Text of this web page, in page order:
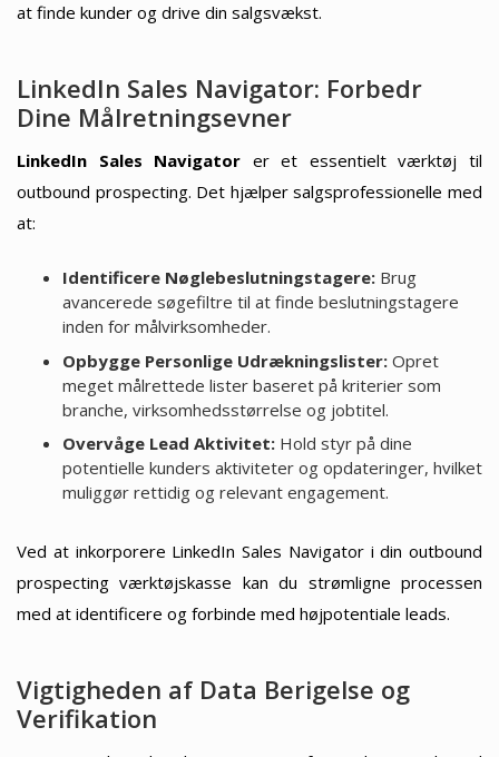
at finde kunder og drive din salgsvækst.
LinkedIn Sales Navigator: Forbedr
Dine Målretningsevner
LinkedIn Sales Navigator er et essentielt værktøj til
outbound prospecting. Det hjælper salgsprofessionelle med
at:
Identificere Nøglebeslutningstagere:Brug
avancerede søgefiltre til at finde beslutningstagere
inden for målvirksomheder.
Opbygge Personlige Udrækningslister:Opret
meget målrettede lister baseret på kriterier som
branche, virksomhedsstørrelse og jobtitel.
Overvåge Lead Aktivitet:Hold styr på dine
potentielle kunders aktiviteter og opdateringer, hvilket
muliggør rettidig og relevant engagement.
Ved at inkorporere LinkedIn Sales Navigator i din outbound
prospecting værktøjskasse kan du strømligne processen
med at identificere og forbinde med højpotentiale leads.
Vigtigheden af Data Berigelse og
Verifikation